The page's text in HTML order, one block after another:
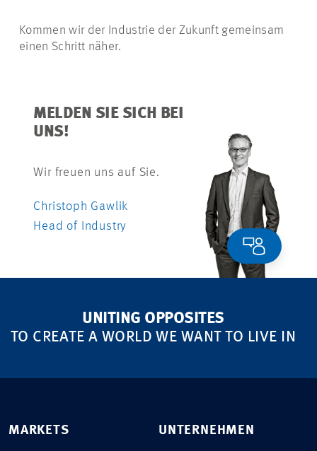
Kommen wir der Industrie der Zukunft gemeinsam
einen Schritt näher.
MELDEN SIE SICH BEI
UNS!
Wir freuen uns auf Sie.
Christoph Gawlik
Head of Industry
UNITING OPPOSITES
TO CREATE A WORLD WE WANT TO LIVE IN
MARKETS UNTERNEHMEN